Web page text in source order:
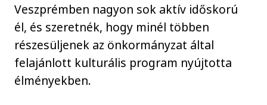
Veszprémben nagyon sok aktív időskorú
él, és szeretnék, hogy minél többen
részesüljenek az önkormányzat által
felajánlott kulturális program nyújtotta
élményekben.